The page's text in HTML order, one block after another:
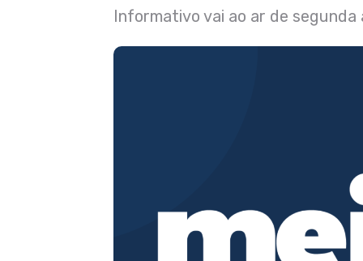
Informativo vai ao ar de